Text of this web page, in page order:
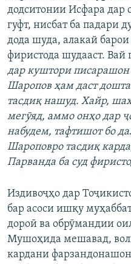
додситонии Исфара дар
гуфт, нисбат ба падари
дода шуда, алакай
фиристода шудааст. Вай
дар куштори писарашон
Шаропов ҳам даст
тасдиқ нашуд. Хайр,
мегӯяд, аммо онҳо дар
набудем, тафтишот бо
Шароповро тасдиқ
Парванда ба суд
Издивоҷҳо дар
бар асоси ишқу
дороӣ ва обрӯмандии
Мушоҳида мешавад,
кардани